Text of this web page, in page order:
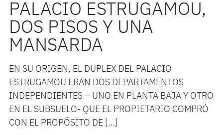
PALACIO ESTRUGAMOU,
DOS PISOS Y UNA
MANSARDA
EN SU ORIGEN, EL DUPLEX DEL PALACIO
ESTRUGAMOU ERAN DOS DEPARTAMENTOS
INDEPENDIENTES – UNO EN PLANTA BAJA Y OTRO
EN EL SUBSUELO- QUE EL PROPIETARIO COMPRÓ
CON EL PROPÓSITO DE […]